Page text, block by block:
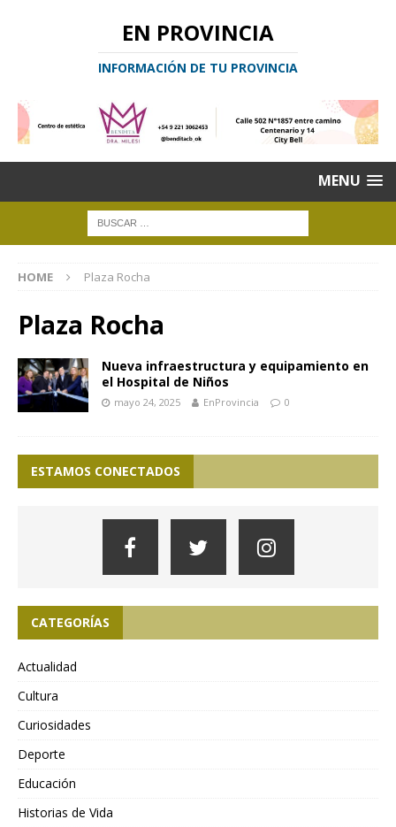
EN PROVINCIA
INFORMACIÓN DE TU PROVINCIA
MENU
HOME Plaza Rocha
Plaza Rocha
Nueva infraestructura y equipamiento en
el Hospital de Niños
mayo 24, 2025 EnProvincia 0
ESTAMOS CONECTADOS
CATEGORÍAS
Actualidad
Cultura
Curiosidades
Deporte
Educación
Historias de Vida